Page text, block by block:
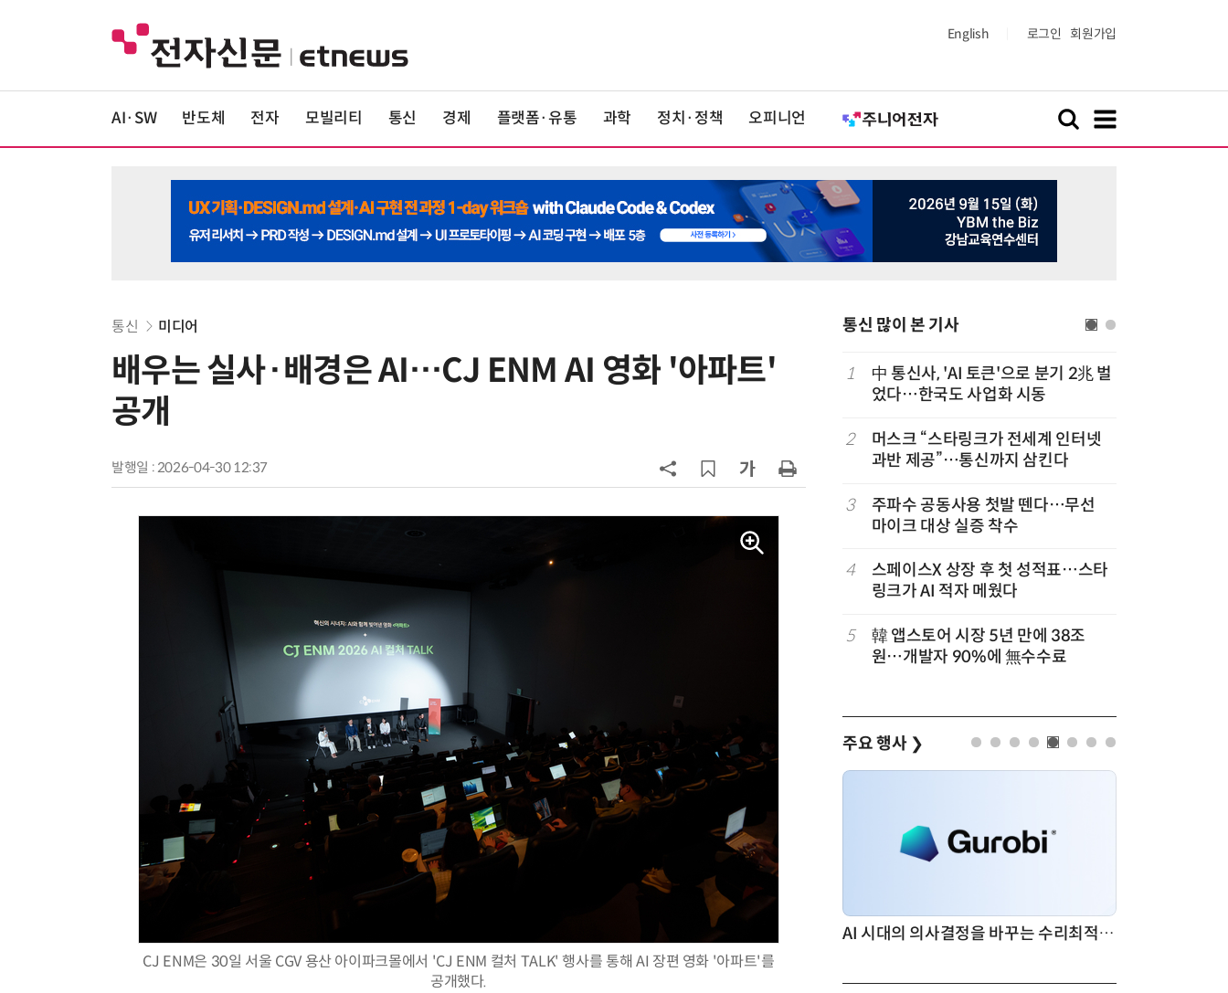
English 로그인 회원가입
AI·SW 반도체 전자 모빌리티 통신 경제 플랫폼·유통 과학 정치·정책 오피니언
통신 미디어
배우는 실사·배경은 AI…CJ ENM AI 영화 '아파트'
공개
발행일 : 2026-04-30 12:37
CJ ENM은 30일 서울 CGV 용산 아이파크몰에서 'CJ ENM 컬처 TALK' 행사를 통해 AI 장편 영화 '아파트'를
공개했다.
통신 많이 본 기사
LGU+, AIDC에 2조 투자…“외부 조
올해 600억 투입
9
1
中 통신사, 'AI 토큰'으로 분기 2兆 벌
었다…한국도 사업화 시동
2
머스크 “스타링크가 전세계 인터넷
과반 제공”…통신까지 삼킨다
3
주파수 공동사용 첫발 뗀다…무선
마이크 대상 실증 착수
4
스페이스X 상장 후 첫 성적표…스타
링크가 AI 적자 메웠다
5
韓 앱스토어 시장 5년 만에 38조
원…개발자 90%에 無수수료
주요 행사 ❯
AI 시대의 의사결정을 바꾸는 수리최적화(Optimization): 실제 산업 적용 사례와 활용 전략